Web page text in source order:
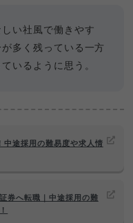
い社風で働きやす
多く残っている一方
いるように思う。
中途採用の難易度や求人情
券へ転職｜中途採用の難